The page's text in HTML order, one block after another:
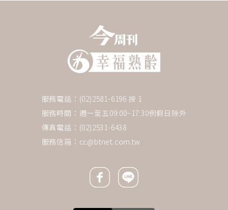
服務電話：(02)2581-6196 按 1
服務時間：週一至五09:00~17:30例假日除外
傳真電話：(02)2531-6438
服務信箱： cc@btnet.com.tw
Facebook icon
Line icon